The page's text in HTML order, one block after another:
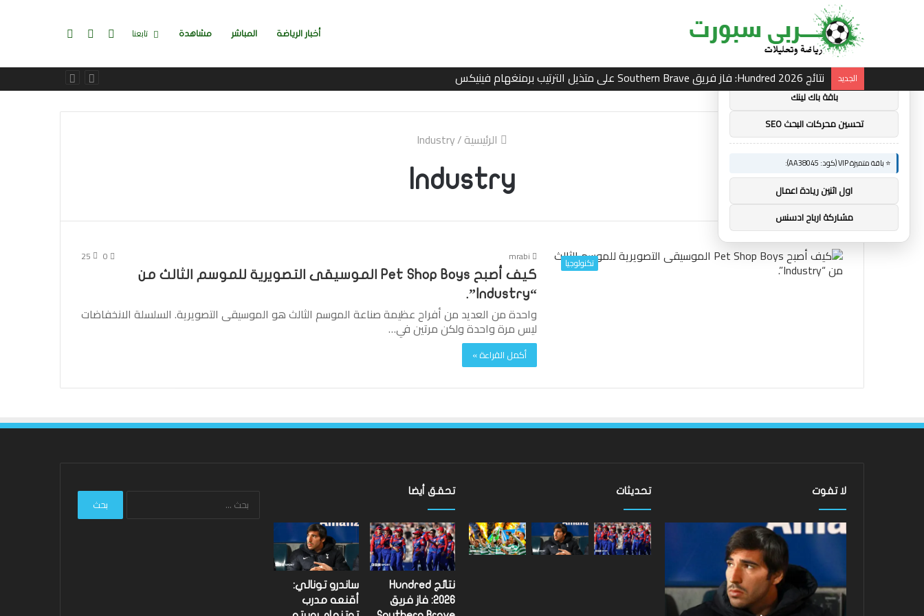
أخبار الرياضة المباشر مشاهدة إضافة تسجيل تابعنا
الجديد ساندرو تونالي: أقنعه مدرب توتنهام روبرتو دي زيربي بسرعة بالتوقيع
الرئيسية/
Industry
Industry
تكنولوجيا mrabi
0
25
كيف أصبح Pet Shop Boys الموسيقى التصويرية للموسم الثالث من
“Industry”.
واحدة من العديد من أفراح عظيمة صناعة الموسم الثالث هو الموسيقى التصويرية. السلسلة الانخفاضات
ليس مرة واحدة ولكن مرتين في…
أكمل القراءة »
لا تفوت
ساندرو
توتنهام
روبرتو
لقد
عادت
الدوري
ألعاب
الكومنولث
الإنجليزية
إيميلي
ليفربول:
هارفي
إليوت
مستعد
لاغتنام
تحديثات تحقق أيضا
نتائج Hundred
2026: فاز فريق
ساندرو تونالي:
أقنعه مدرب
البحث
🚀 توصيات : ×
⭐ باقة متميزة VIP (كود: AA11138):
باقة باك لينك
تحسين محركات البحث SEO
⭐ باقة متميزة VIP (كود: AA38045):
اول اثنين ريادة اعمال
مشاركة ارباح ادسنس